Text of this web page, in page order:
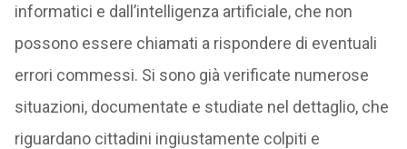
informatici e dall’intelligenza artificiale, che non
possono essere chiamati a rispondere di eventuali
errori commessi. Si sono già verificate numerose
situazioni, documentate e studiate nel dettaglio, che
riguardano cittadini ingiustamente colpiti e